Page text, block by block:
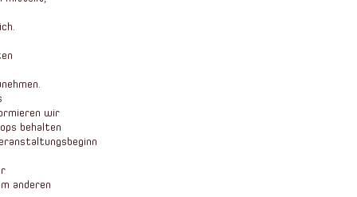
wir
behalten
anderen